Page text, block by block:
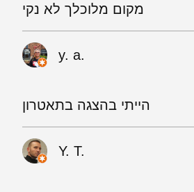
מקום מלוכלך לא נקי
y. a.
הייתי בהצגה בתאטרון
Y. T.